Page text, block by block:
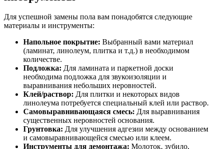
Для успешной замены пола вам понадобятся следующие
материалы и инструменты:
Напольное покрытие: Выбранный вами материал
(ламинат, линолеум, плитка и т.д.) в необходимом
количестве.
Подложка: Для ламината и паркетной доски
необходима подложка для звукоизоляции и
выравнивания небольших неровностей.
Клей/раствор: Для плитки и некоторых видов
линолеума потребуется специальный клей или раствор.
Самовыравнивающаяся смесь: Для выравнивания
существенных неровностей основания.
Грунтовка: Для улучшения адгезии между основанием
и самовыравнивающейся смесью или клеем.
Инструменты для демонтажа: Молоток, зубило,